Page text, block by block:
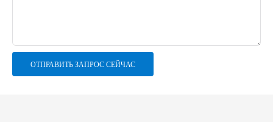
ОТПРАВИТЬ ЗАПРОС СЕЙЧАС